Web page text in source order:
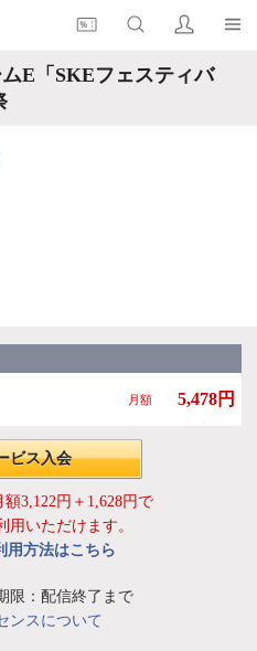
E「SKEフェスティバ
月額 5,478円
ビス入会
額3,122円＋1,628円で
用いただけます。
用方法はこちら
限：配信終了まで
ンスについて